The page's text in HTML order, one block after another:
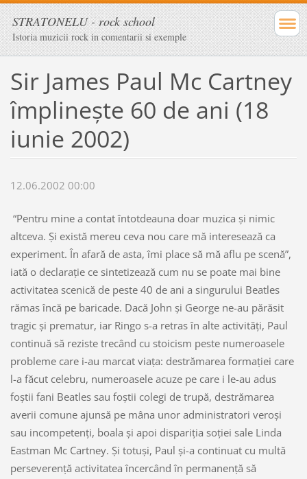
STRATONELU - rock school
Istoria muzicii rock in comentarii si exemple
Sir James Paul Mc Cartney
împlineşte 60 de ani (18
iunie 2002)
12.06.2002 00:00
“Pentru mine a contat întotdeauna doar muzica şi nimic
altceva. Şi există mereu ceva nou care mă interesează ca
experiment. În afară de asta, îmi place să mă aflu pe scenă”,
iată o declaraţie ce sintetizează cum nu se poate mai bine
activitatea scenică de peste 40 de ani a singurului Beatles
rămas încă pe baricade. Dacă John şi George ne-au părăsit
tragic şi prematur, iar Ringo s-a retras în alte activităţi, Paul
continuă să reziste trecând cu stoicism peste numeroasele
probleme care i-au marcat viaţa: destrămarea formaţiei care
l-a făcut celebru, numeroasele acuze pe care i le-au adus
foştii fani Beatles sau foştii colegi de trupă, destrămarea
averii comune ajunsă pe mâna unor administratori veroşi
sau incompetenţi, boala şi apoi dispariţia soţiei sale Linda
Eastman Mc Cartney. Şi totuşi, Paul şi-a continuat cu multă
perseverenţă activitatea încercând în permanenţă să